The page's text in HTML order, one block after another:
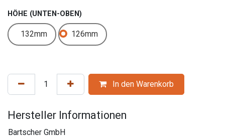
HÖHE (UNTEN-OBEN)
132mm 126mm
In den Warenkorb
Hersteller Informationen
Bartscher GmbH